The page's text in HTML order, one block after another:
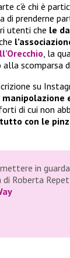
c’è chi è
di prenderne
utenti che le
, la
alla scomparsa
su
di cui non
con le
mettere in
Roberta